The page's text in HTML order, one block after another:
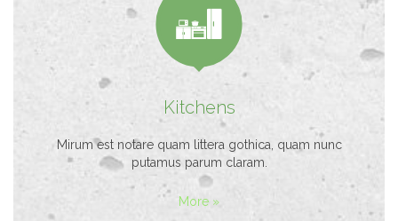

Kitchens
Mirum est notare quam littera gothica, quam nunc
putamus parum claram.
More »